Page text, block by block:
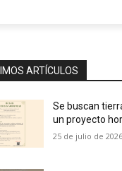
ARTÍCULOS
Se buscan
un proyecto
25 de julio de 2026